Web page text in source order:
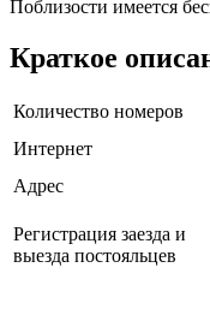
Поблизости имеется
Краткое
Количество номеров
Интернет
Адрес
Регистрация заезда и
выезда постояльцев